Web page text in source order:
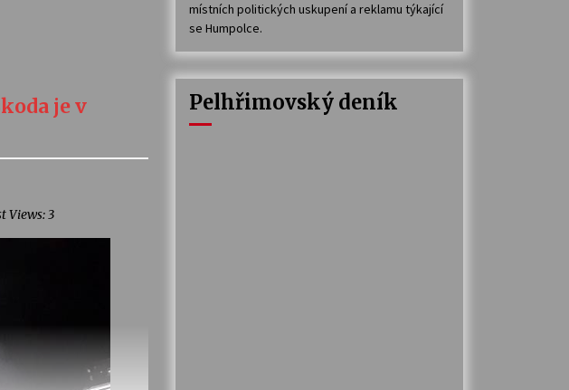
je v
Views: 3
místních politických uskupení a reklamu týkající
se Humpolce.
Pelhřimovský deník